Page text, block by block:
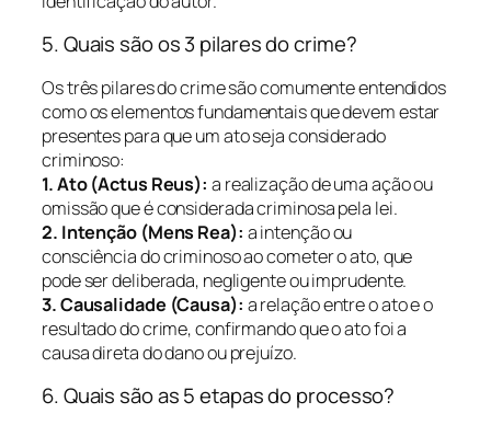
5. Quais são os 3 pilares do crime?
Os três pilares do crime são comumente entendidos
como os elementos fundamentais que devem estar
presentes para que um ato seja considerado
criminoso:
1. Ato (Actus Reus): a realização de uma ação ou
omissão que é considerada criminosa pela lei.
2. Intenção (Mens Rea): a intenção ou
consciência do criminoso ao cometer o ato, que
pode ser deliberada, negligente ou imprudente.
3. Causalidade (Causa): a relação entre o ato e o
resultado do crime, confirmando que o ato foi a
causa direta do dano ou prejuízo.
6. Quais são as 5 etapas do processo?